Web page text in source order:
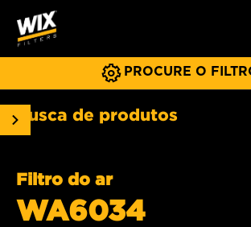
PROCURE O
Busca de produtos
Filtro do ar
WA6034